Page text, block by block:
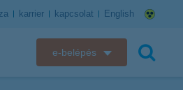
karrier kapcsolat English
e-belépés